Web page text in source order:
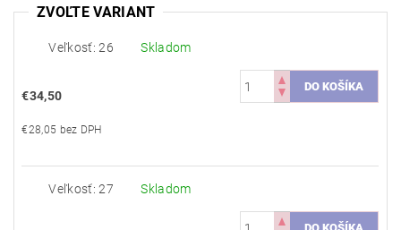
ZVOĽTE VARIANT
Veľkosť: 26 Skladom
€34,50
€28,05 bez DPH
Veľkosť: 27 Skladom